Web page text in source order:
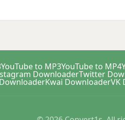
YouTube to MP3YouTube to MP4
DownloaderTwitter
Kwai DownloaderVK